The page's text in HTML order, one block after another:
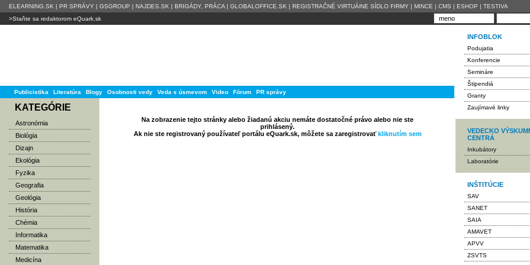
ELEARNING.SK | PR SPRÁVY | GSGROUP | NAJDES.SK | BRIGÁDY, PRÁCA | GLOBALOFFICE.SK | REGISTRAČNÉ VIRTUÁlNE SÍDLO FIRMY | MINCE | CMS | ESHOP | TESTIVA
>Staňte sa redaktorom eQuark.sk
Publicistika Literatúra Blogy Osobnosti vedy Veda s úsmevom Video Fórum PR správy
KATEGÓRIE
Astronómia
Biológia
Dizajn
Ekológia
Fyzika
Geografia
Geológia
História
Chémia
Informatika
Matematika
Medicína
Na zobrazenie tejto stránky alebo žiadanú akciu nemáte dostatočné právo alebo nie ste
prihlásený.
Ak nie ste registrovaný používateľ portálu eQuark.sk, môžete sa zaregistrovaťkliknutím sem
INFOBLOK
Podujatia
Konferencie
Semináre
Štipendiá
Granty
Zaujímavé linky
VEDECKO
CENTRÁ
Inkubátory
Laboratórie
INŠTITÚCIE
SAV
SANET
SAIA
AMAVET
APVV
ZSVTS